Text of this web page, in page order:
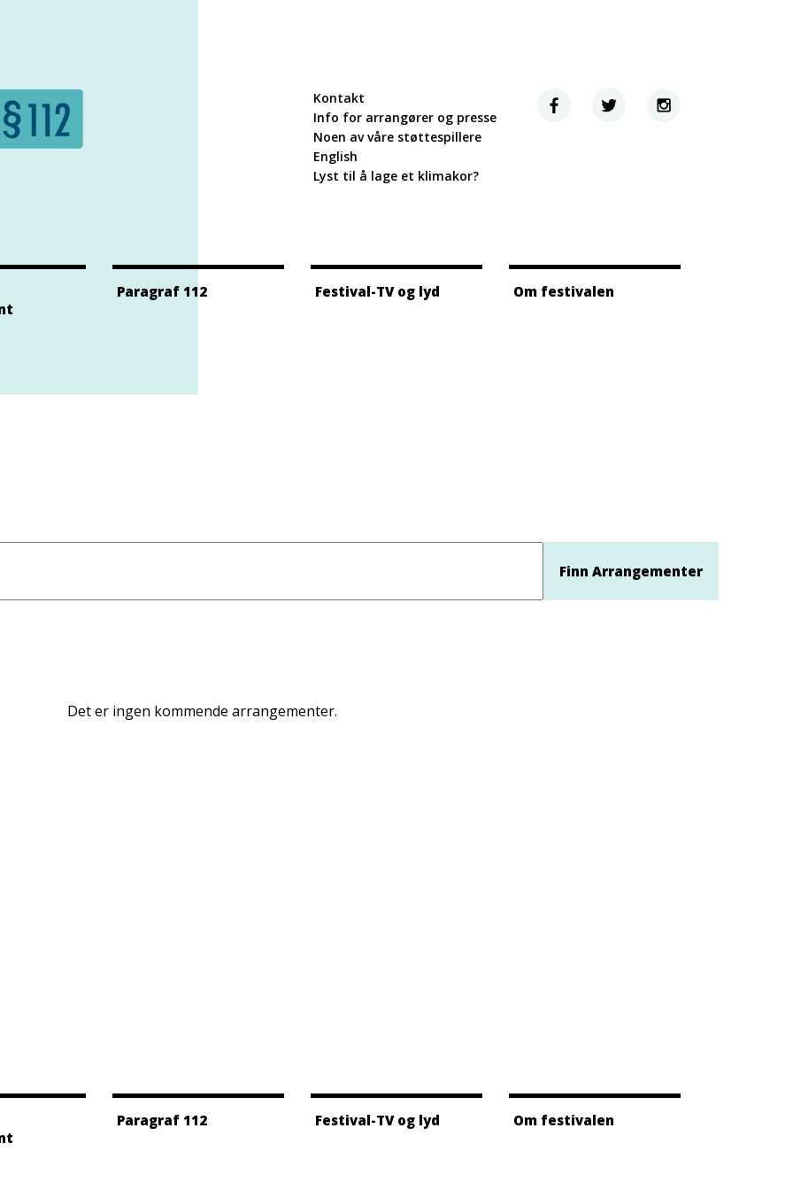
Kontakt
Info for arrangører og presse
Noen av våre støttespillere
English
Lyst til å lage et klimakor?
Paragraf 112 Festival-TV og lyd Om festivalen
Det er ingen kommende arrangementer.
Finn Arrangementer
Paragraf 112 Festival-TV og lyd Om festivalen